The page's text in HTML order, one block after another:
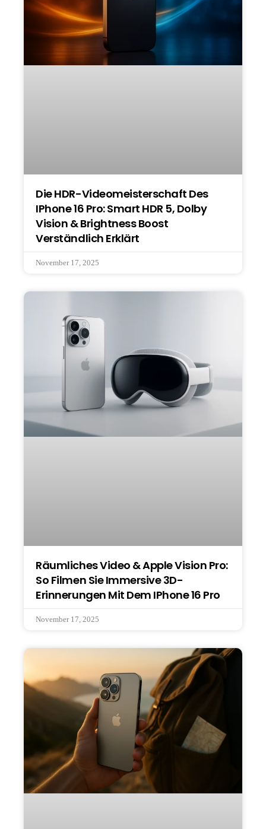
Die HDR-Videomeisterschaft Des
IPhone 16 Pro: Smart HDR 5, Dolby
Vision & Brightness Boost
Verständlich Erklärt
November 17, 2025
Räumliches Video & Apple Vision Pro:
So Filmen Sie Immersive 3D-
Erinnerungen Mit Dem IPhone 16 Pro
November 17, 2025